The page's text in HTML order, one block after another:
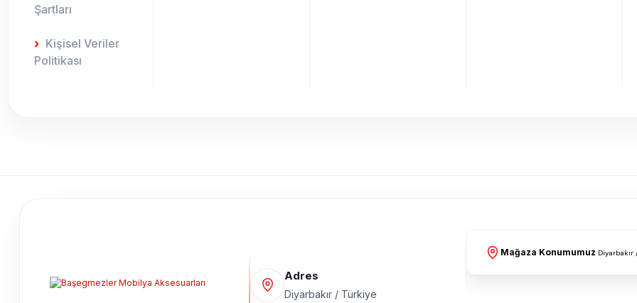
Şartları
Kişisel Veriler
Politikası
Adres
Diyarbakır / Türkiye
Mağaza Konumumuz Diyarbakır